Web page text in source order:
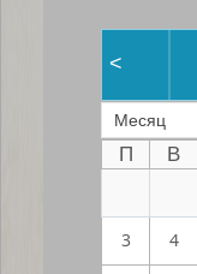
<
Месяц
П В
3 4